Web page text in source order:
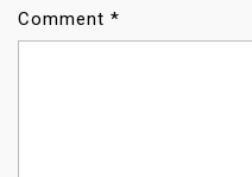
Comment *